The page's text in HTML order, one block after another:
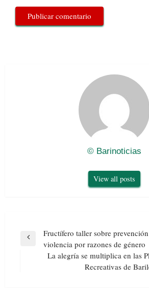
© Barinoticias
View all posts
Navegación
entradas
Previous
Fructífero taller sobre
violencia por razones de género
La alegría se multiplica en las
Recreativas de